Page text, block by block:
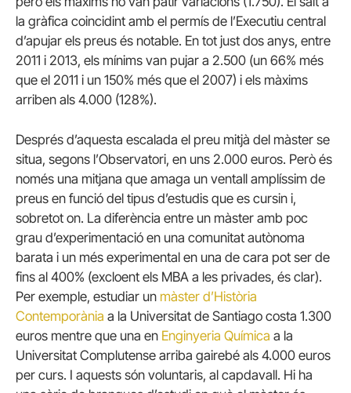
la gràfica coincidint amb el permís de l’Executiu central
d’apujar els preus és notable. En tot just dos anys, entre
2011 i 2013, els mínims van pujar a 2.500 (un 66% més
que el 2011 i un 150% més que el 2007) i els màxims
arriben als 4.000 (128%).
Després d’aquesta escalada el preu mitjà del màster se
situa, segons l’Observatori, en uns 2.000 euros. Però és
només una mitjana que amaga un ventall amplíssim de
preus en funció del tipus d’estudis que es cursin i,
sobretot on. La diferència entre un màster amb poc
grau d’experimentació en una comunitat autònoma
barata i un més experimental en una de cara pot ser de
fins al 400% (excloent els MBA a les privades, és clar).
Per exemple, estudiar un màster d’Història
Contemporània a la Universitat de Santiago costa 1.300
euros mentre que una en Enginyeria Química a la
Universitat Complutense arriba gairebé als 4.000 euros
per curs. I aquests són voluntaris, al capdavall. Hi ha